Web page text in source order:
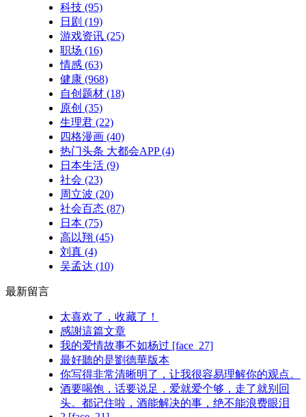
科技 (95)
日剧 (19)
游戏资讯 (25)
职场 (16)
情感 (63)
健康 (968)
自创题材 (18)
原创 (35)
生理君 (22)
四格漫画 (40)
热门头条 大都会APP(4)
日本生活 (9)
社会 (23)
周立波 (20)
社会百态 (87)
日本 (75)
高以翔 (45)
刘真 (4)
吴孟达 (10)
最新留言
太喜欢了，收藏了！
感謝這篇文章
我的爱情故事不如杨过 [face_27]
最好聽的是劉德華版本
你写得非常清晰明了，让我很容易理解你的观点。
酒要喝饱，话要说足，爱就爱个够，走了就别回
头。都记住啦，酒能解决的事，绝不能浪费眼泪